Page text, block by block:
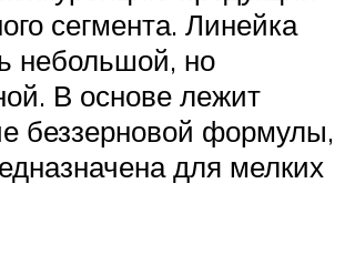
сегмента. Линейка
небольшой, но
В основе лежит
беззерновой формулы,
для мелких